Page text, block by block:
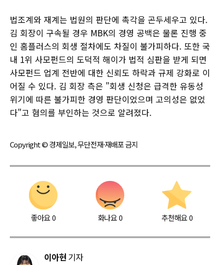
법조계와 재계는 법원의 판단에 촉각을 곤두세우고 있다.
김 회장이 구속될 경우 MBK의 경영 공백은 물론 진행 중
인 홈플러스의 회생 절차에도 차질이 불가피하다. 또한 국
내 1위 사모펀드의 도덕적 해이가 법적 심판을 받게 되면
사모펀드 업계 전반에 대한 신뢰도 하락과 규제 강화로 이
어질 수 있다. 김 회장 측은 "회생 신청은 급격한 유동성
위기에 따른 불가피한 경영 판단이었으며 고의성은 없었
다"고 혐의를 부인하는 것으로 알려졌다.
Copyright © 경제일보, 무단전재·재배포 금지
좋아요0 화나요0 추천해요 0
이아현 기자